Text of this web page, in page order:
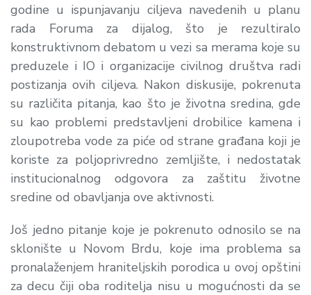
godine u ispunjavanju ciljeva navedenih u planu
rada Foruma za dijalog, što je rezultiralo
konstruktivnom debatom u vezi sa merama koje su
preduzele i IO i organizacije civilnog društva radi
postizanja ovih ciljeva. Nakon diskusije, pokrenuta
su različita pitanja, kao što je životna sredina, gde
su kao problemi predstavljeni drobilice kamena i
zloupotreba vode za piće od strane građana koji je
koriste za poljoprivredno zemljište, i nedostatak
institucionalnog odgovora za zaštitu životne
sredine od obavljanja ove aktivnosti.
Još jedno pitanje koje je pokrenuto odnosilo se na
sklonište u Novom Brdu, koje ima problema sa
pronalaženjem hraniteljskih porodica u ovoj opštini
za decu čiji oba roditelja nisu u mogućnosti da se